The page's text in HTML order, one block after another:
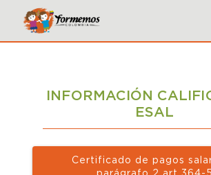
INFORMACIÓN
ESAL
Certificado de pagos
parágrafo 2 art 364-5